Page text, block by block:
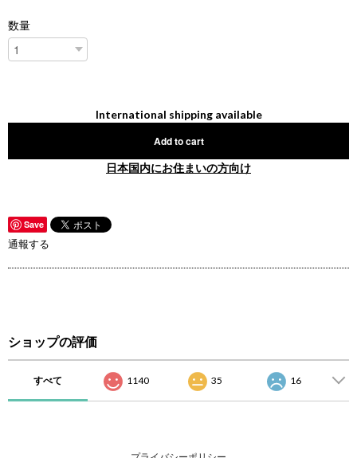
数量
International shipping available
Add to cart
日本国内にお住まいの方向け
Save
通報する
ショップの評価
すべて 1140 35 16